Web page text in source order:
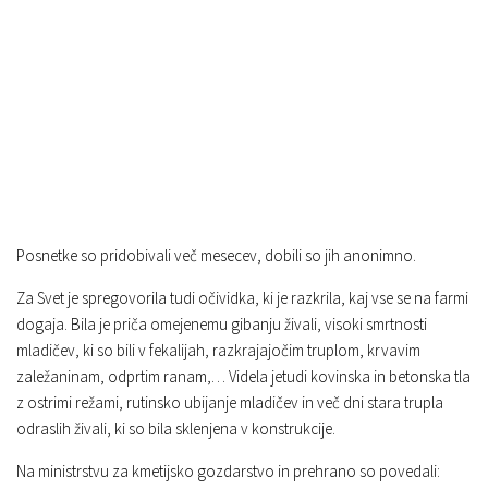
Posnetke so pridobivali več mesecev, dobili so jih anonimno.
Za Svet je spregovorila tudi očividka, ki je razkrila, kaj vse se na farmi
dogaja. Bila je priča omejenemu gibanju živali, visoki smrtnosti
mladičev, ki so bili v fekalijah, razkrajajočim truplom, krvavim
zaležaninam, odprtim ranam,… Videla jetudi kovinska in betonska tla
z ostrimi režami, rutinsko ubijanje mladičev in več dni stara trupla
odraslih živali, ki so bila sklenjena v konstrukcije.
Na ministrstvu za kmetijsko gozdarstvo in prehrano so povedali: